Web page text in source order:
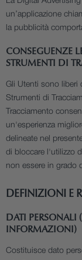
un’applicazione
la pubblicità
CONSEGUENZE
STRUMENTI DI
Gli Utenti sono liberi
Strumenti di
Tracciamento
un'esperienza
delineate nel
di bloccare l'utilizzo
non essere in grado
DEFINIZIONI E
DATI
INFORMAZIONI)
Costituisce dato